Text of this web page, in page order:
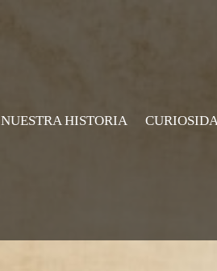
NUESTRA HISTORIA